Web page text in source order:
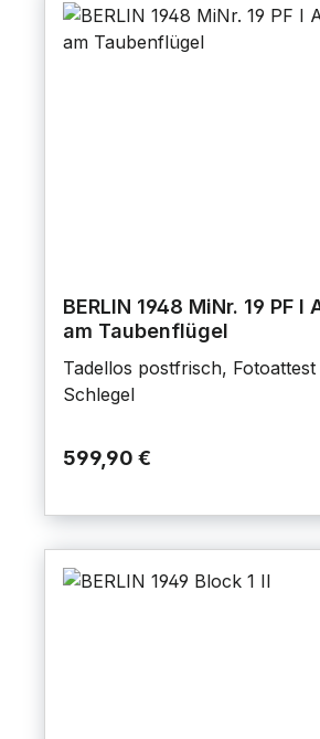
BERLIN 1948 MiNr. 19 PF I
am Taubenflügel
Tadellos postfrisch, Fotoattest
Schlegel
599,90 €